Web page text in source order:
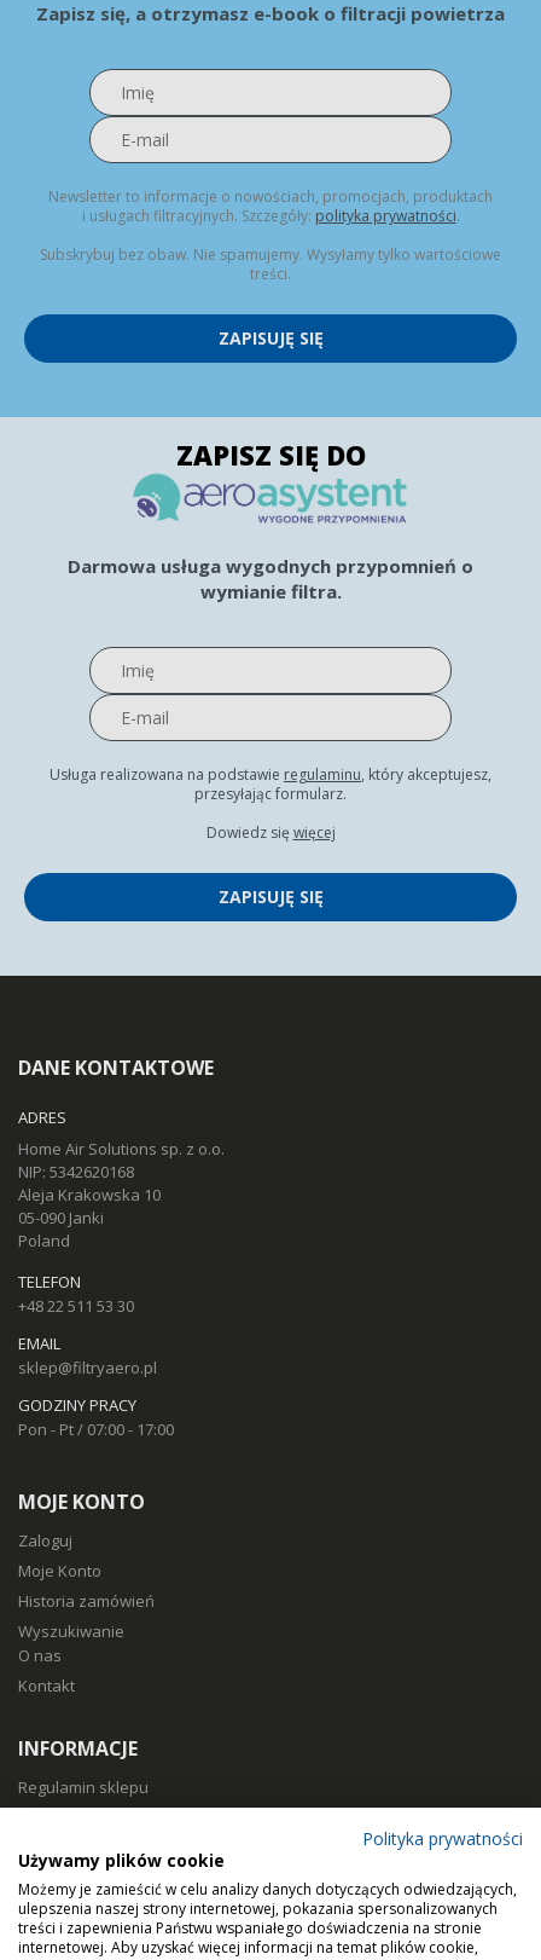
Zapisz się, a otrzymasz e-book o filtracji powietrza
Newsletter to informacje o nowościach, promocjach, produktach
i usługach filtracyjnych. Szczegóły: polityka prywatności.
Subskrybuj bez obaw. Nie spamujemy. Wysyłamy tylko wartościowe
treści.
ZAPISUJĘ SIĘ
ZAPISZ SIĘ DO
Darmowa usługa wygodnych przypomnień o
wymianie filtra.
Usługa realizowana na podstawie regulaminu, który akceptujesz,
przesyłając formularz.
Dowiedz się więcej
ZAPISUJĘ SIĘ
DANE KONTAKTOWE
ADRES
Home Air Solutions sp. z o.o.
NIP: 5342620168
Aleja Krakowska 10
05-090 Janki
Poland
TELEFON
+48 22 511 53 30
EMAIL
sklep@filtryaero.pl
GODZINY PRACY
Pon - Pt / 07:00 - 17:00
MOJE KONTO
Zaloguj
Moje Konto
Historia zamówień
Wyszukiwanie
O nas
Kontakt
INFORMACJE
Regulamin sklepu
Koszty i czas dostawy
Zwroty i reklamacje
Klasy filtracji
Polityka prywatności
Używamy plików cookie
Możemy je zamieścić w celu analizy danych dotyczących odwiedzających,
ulepszenia naszej strony internetowej, pokazania spersonalizowanych
treści i zapewnienia Państwu wspaniałego doświadczenia na stronie
internetowej. Aby uzyskać więcej informacji na temat plików cookie,